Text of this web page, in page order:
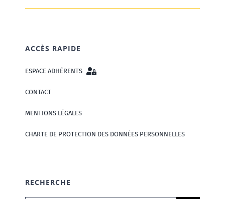
ACCÈS RAPIDE
ESPACE ADHÉRENTS
CONTACT
MENTIONS LÉGALES
CHARTE DE PROTECTION DES DONNÉES PERSONNELLES
RECHERCHE